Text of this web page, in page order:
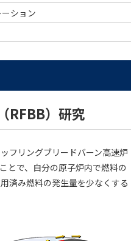
ション
RFBB）研究
フリングブリードバーン高速炉
とで、自分の原子炉内で燃料の
済み燃料の発生量を少なくする